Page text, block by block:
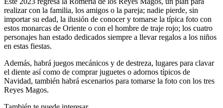
realizar con la familia, los amigos o la pareja; nadie pierde, sin
importar su edad, la ilusión de conocer y tomarse la típica foto con
estos monarcas de Oriente o con el hombre de traje rojo; los cuatro
personajes han estado dedicados siempre a llevar regalos a los niños
en estas fiestas.
Además, habrá juegos mecánicos y de destreza, lugares para clavar
el diente así como de comprar juguetes o adornos típicos de
Navidad, también habrá escenarios para tomarse la foto con los tres
Reyes Magos.